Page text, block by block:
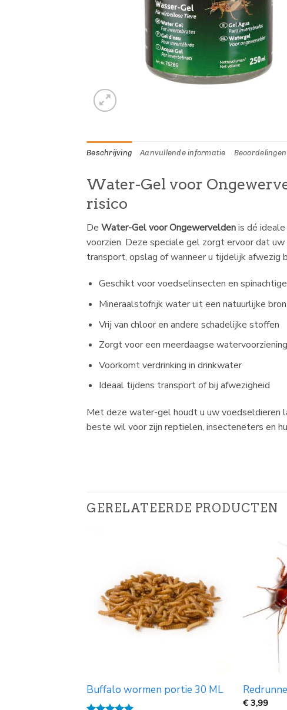
Beschrijving Aanvullende informatie
Water-Gel voor
risico
De Water-Gel voor Ongewerveldenis dé
voorzien. Deze speciale gel zorgt ervoor dat
transport, opslag of wanneer u tijdelijk afwezig
Geschikt voor voedselinsecten en
Mineraalstofrijk water uit een natuurlijke bron
Vrij van chloor en andere schadelijke stoffen
Zorgt voor een meerdaagse watervoorziening
Voorkomt verdrinking in drinkwater
Ideaal tijdens transport of bij afwezigheid
Met deze water-gel houdt u uw voedseldieren
beste wil voor zijn reptielen, insecteneters en
GERELATEERDE PRODUCTEN
Buffalo wormen portie 30 ML
€3,99